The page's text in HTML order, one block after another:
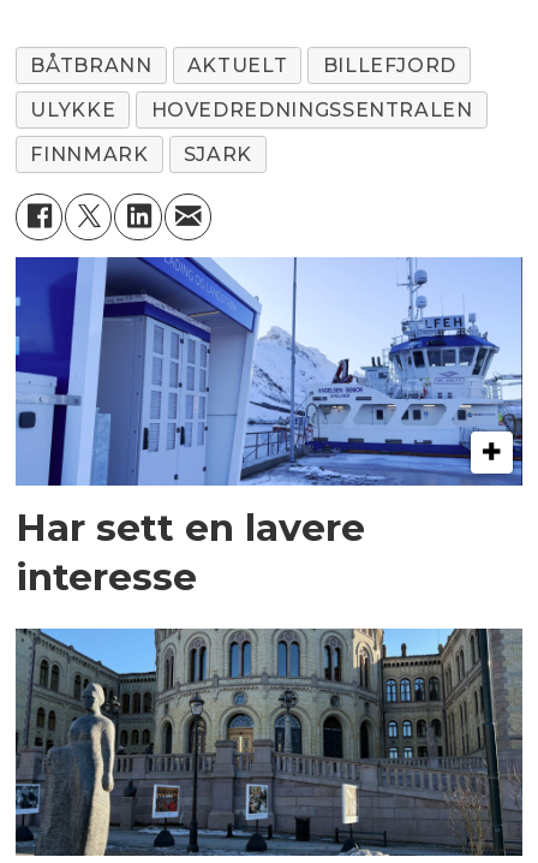
BÅTBRANN AKTUELT
BILLEFJORD
ULYKKE
HOVEDREDNINGSSENTRALEN
FINNMARK
SJARK
Har sett en lavere
interesse